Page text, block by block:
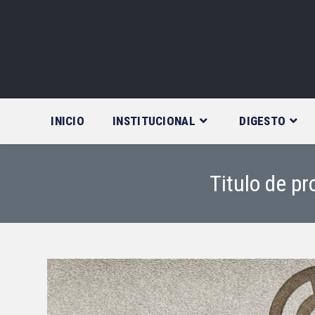
INICIO INSTITUCIONAL DIGESTO
Titulo de